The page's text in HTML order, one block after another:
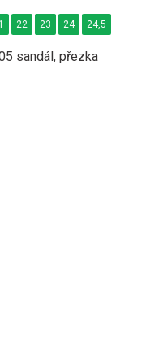
sandál, přezka
22 23 24 24,5